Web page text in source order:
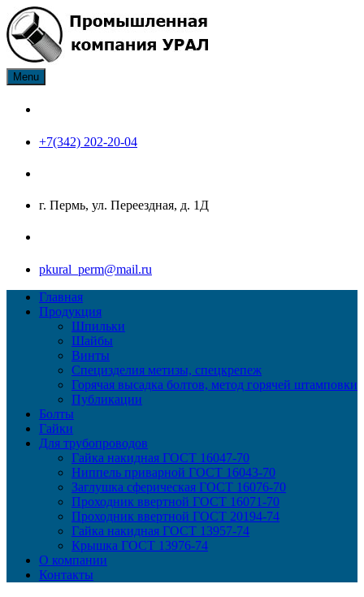
Skip
to
content
Промышленная компания
Урал
ПК Урал производитель нержавеющего крепежа: болт, гайка,
Menu
+7(342) 202-20-04
г. Пермь, ул. Переездная, д. 1Д
pkural_perm@mail.ru
Главная
Продукция
Шпильки
Шайбы
Винты
Специзделия метизы, cпецкрепеж
Горячая высадка болтов, метод горячей штамповки
Публикации
Болты
Гайки
Для трубопроводов
Гайка накидная ГОСТ 16047-70
Ниппель приварной ГОСТ 16043-70
Заглушка сферическая ГОСТ 16076-70
Проходник ввертной ГОСТ 16071-70
Проходник ввертной ГОСТ 20194-74
Гайка накидная ГОСТ 13957-74
Крышка ГОСТ 13976-74
О компании
Контакты